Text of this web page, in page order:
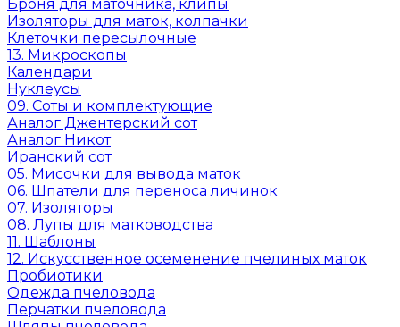
Броня для маточника, клипы
Изоляторы для маток, колпачки
Клеточки пересылочные
13. Микроскопы
Календари
Нуклеусы
09. Соты и комплектующие
Аналог Джентерский сот
Аналог Никот
Иранский сот
05. Мисочки для вывода маток
06. Шпатели для переноса личинок
07. Изоляторы
08. Лупы для матководства
11. Шаблоны
12. Искусственное осеменение пчелиных маток
Пробиотики
Одежда пчеловода
Перчатки пчеловода